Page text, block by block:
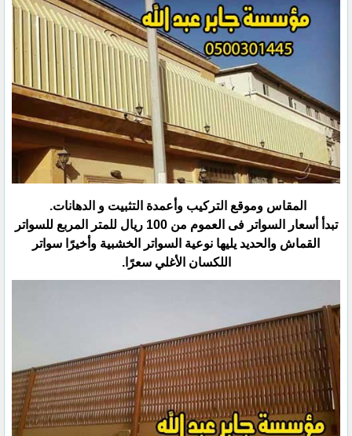
المقاس وموقع التركيب وأعمدة التثبيت و الدهانات. ‏
تبدأ أسعار السواتر فى العموم من 100 ريال للمتر المربع للسواتر
القماش والحديد يليها نوعية السواتر الخشبية ‏وأخيرًا سواتر
اللكسان الأغلي سعرًا.‏